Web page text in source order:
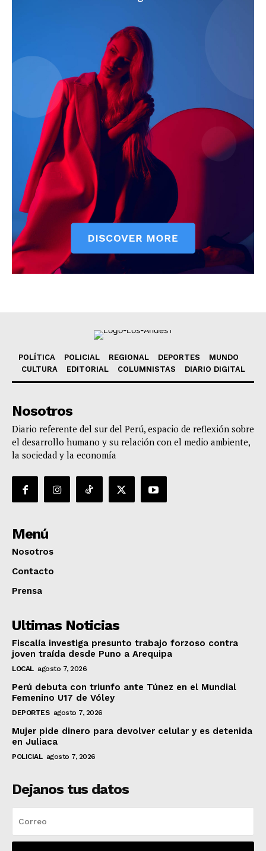
POLÍTICA POLICIAL REGIONAL DEPORTES
MUNDO
CULTURA
EDITORIAL COLUMNISTAS DIARIO DIGITAL
Nosotros
Diario referente del sur del Perú, espacio de reflexión sobre
el desarrollo humano y su relación con el medio ambiente,
la sociedad y la economía
Menú
Nosotros
Contacto
Prensa
Ultimas Noticias
Fiscalía investiga presunto trabajo forzoso contra
joven traída desde Puno a Arequipa
LOCAL agosto 7, 2026
Perú debuta con triunfo ante Túnez en el Mundial
Femenino U17 de Vóley
DEPORTES agosto 7, 2026
Mujer pide dinero para devolver celular y es detenida
en Juliaca
POLICIAL agosto 7, 2026
Dejanos tus datos